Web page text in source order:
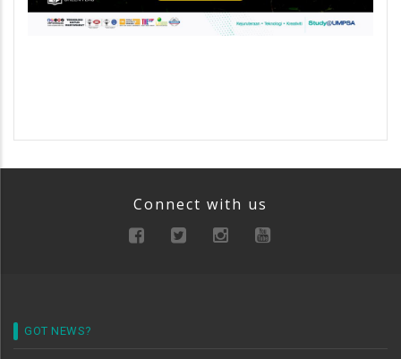
Connect with us
GOT NEWS?